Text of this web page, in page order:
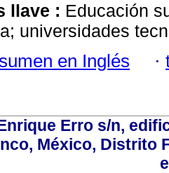
llave : Educación
universidades
en Inglés ·
Erro s/n,
México, Distrito